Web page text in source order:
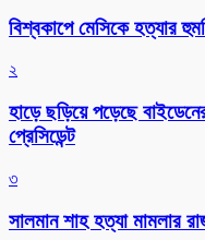
বিশ্বকাপে মেসিকে হত্যার
২
হাড়ে ছড়িয়ে পড়েছে
প্রেসিডেন্ট
৩
সালমান শাহ হত্যা মামলার